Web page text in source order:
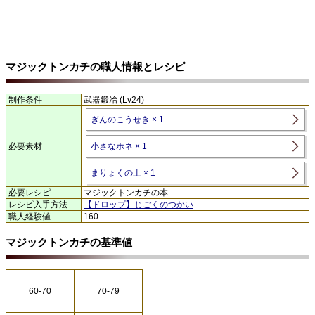
マジックトンカチの職人情報とレシピ
制作条件 武器鍛冶 (Lv24)
必要素材
ぎんのこうせき × 1
小さなホネ × 1
まりょくの土 × 1
必要レシピ
マジックトンカチの本
レシピ入手方法
【ドロップ】じごくのつかい
職人経験値
160
マジックトンカチの基準値
60-70 70-79